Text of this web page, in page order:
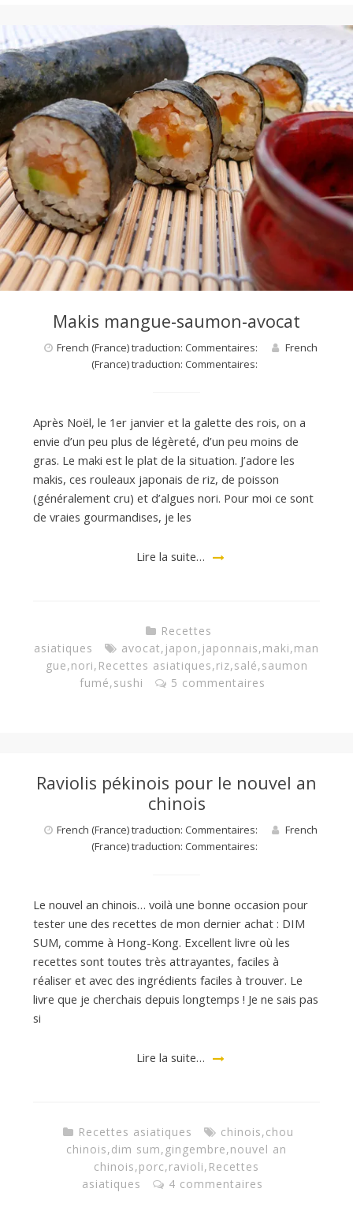
Makis mangue-saumon-avocat
French (France) traduction: Commentaires:
French
(France) traduction: Commentaires:
Après Noël, le 1er janvier et la galette des rois, on a
envie d’un peu plus de légèreté, d’un peu moins de
gras. Le maki est le plat de la situation. J’adore les
makis, ces rouleaux japonais de riz, de poisson
(généralement cru) et d’algues nori. Pour moi ce sont
de vraies gourmandises, je les
Lire la suite…
Recettes
asiatiques
avocat, japon, japonnais,maki,man
gue,nori, Recettes asiatiques,riz,salé,saumon
fumé,sushi 5 commentaires
Raviolis pékinois pour le nouvel an
chinois
French (France) traduction: Commentaires:
French
(France) traduction: Commentaires:
Le nouvel an chinois… voilà une bonne occasion pour
tester une des recettes de mon dernier achat : DIM
SUM, comme à Hong-Kong. Excellent livre où les
recettes sont toutes très attrayantes, faciles à
réaliser et avec des ingrédients faciles à trouver. Le
livre que je cherchais depuis longtemps ! Je ne sais pas
si
Lire la suite…
Recettes asiatiques chinois,chou
chinois,dim sum, gingembre,nouvel an
chinois,porc,ravioli, Recettes
asiatiques
4 commentaires